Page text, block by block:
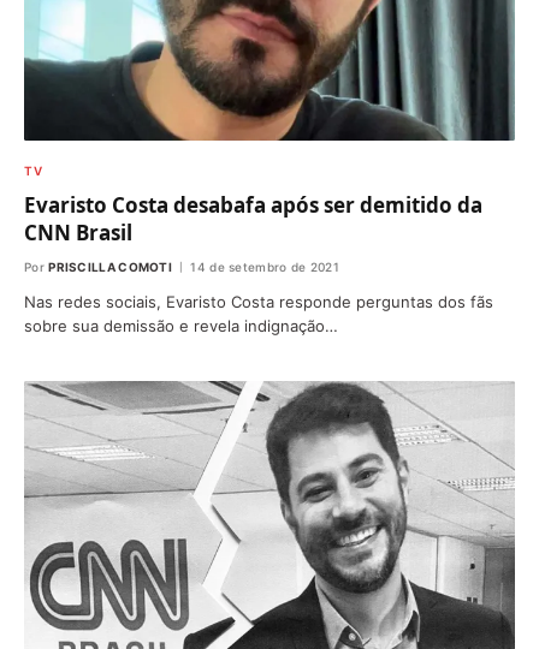
TV
Evaristo Costa desabafa após ser demitido da
CNN Brasil
Por PRISCILLA COMOTI 14 de setembro de 2021
Nas redes sociais, Evaristo Costa responde perguntas dos fãs
sobre sua demissão e revela indignação…